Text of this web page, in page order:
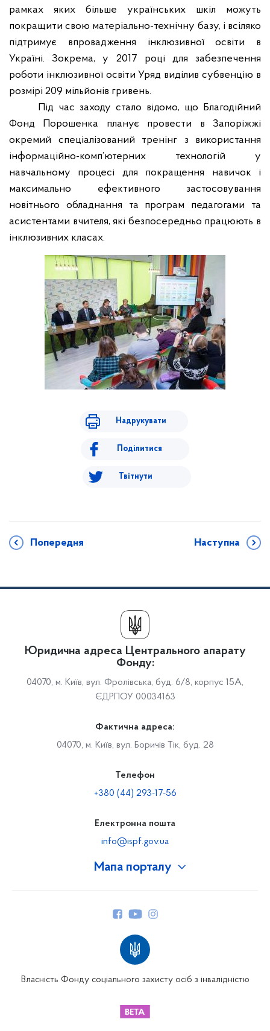
рамках яких більше українських шкіл можуть
покращити свою матеріально-технічну базу, і всіляко
підтримує впровадження інклюзивної освіти в
Україні. Зокрема, у 2017 році для забезпечення
роботи інклюзивної освіти Уряд виділив субвенцію в
розмірі 209 мільйонів гривень.
Під час заходу стало відомо, що Благодійний
Фонд Порошенка планує провести в Запоріжжі
окремий спеціалізований тренінг з використання
інформаційно-комп’ютерних технологій у
навчальному процесі для покращення навичок і
максимально ефективного застосовування
новітнього обладнання та програм педагогами та
асистентами вчителя, які безпосередньо працюють в
інклюзивних класах.
Надрукувати
Поділитися
Твітнути
Попередня Наступна
Мапа порталу
Юридична адреса Центрального апарату
Фонду:
04070, м. Київ, вул. Фролівська, буд. 6/8, корпус 15А,
ЄДРПОУ 00034163
Фактична адреса:
04070, м. Київ, вул. Боричів Тік, буд. 28
Телефон
+380 (44) 293-17-56
Електронна пошта
info@ispf.gov.ua
Власність Фонду соціального захисту осіб з інвалідністю